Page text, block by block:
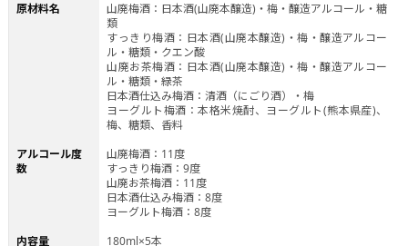
原材料名
山廃梅酒：日本酒(山廃本醸造)・梅・醸造アルコール・糖
類
すっきり梅酒：日本酒(山廃本醸造)・梅・醸造アルコー
ル・糖類・クエン酸
山廃お茶梅酒：日本酒(山廃本醸造)・梅・醸造アルコー
ル・糖類・緑茶
日本酒仕込み梅酒：清酒（にごり酒）・梅
ヨーグルト梅酒：本格米焼酎、ヨーグルト(熊本県産)、
梅、糖類、香料
アルコール度
数
山廃梅酒：11度
すっきり梅酒：9度
山廃お茶梅酒：11度
日本酒仕込み梅酒：8度
ヨーグルト梅酒：8度
内容量
180ml×5本